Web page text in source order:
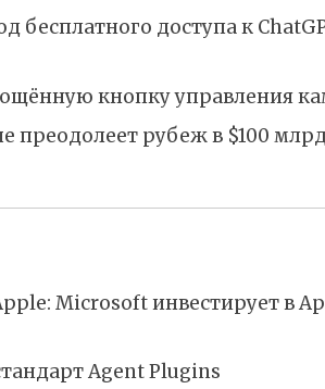
бесплатного доступа к
кнопку управления
преодолеет рубеж в $100
Microsoft инвестирует в
Agent Plugins